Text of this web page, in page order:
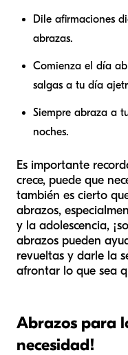
Dile afirmaciones
abrazas.
Comienza el día
salgas a tu día
Siempre abraza a
noches.
Es importante
crece, puede que
también es cierto
abrazos,
y la adolescencia,
abrazos pueden
revueltas y darle la
afrontar lo que sea
Abrazos para
necesidad!